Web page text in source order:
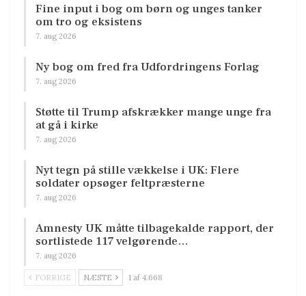
Fine input i bog om børn og unges tanker
om tro og eksistens
7. aug 2026
Ny bog om fred fra Udfordringens Forlag
7. aug 2026
Støtte til Trump afskrækker mange unge fra
at gå i kirke
7. aug 2026
Nyt tegn på stille vækkelse i UK: Flere
soldater opsøger feltpræsterne
7. aug 2026
Amnesty UK måtte tilbagekalde rapport, der
sortlistede 117 velgørende…
7. aug 2026
FORRIGE NÆSTE 1 af 4.668